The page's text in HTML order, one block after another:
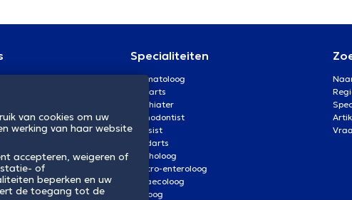
Specialiteiten
Dermatoloog
Oogarts
Psychiater
Orthodontist
Kinesist
Tandarts
Psycholoog
Gastro-enteroloog
Gynaecoloog
Uroloog
van cookies om uw
werking van haar website
accepteren, weigeren of
of
beperken en uw
de toegang tot de